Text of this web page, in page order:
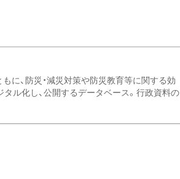
に、防災・減災対策や防災教育等に関する効
ル化し、公開するデータベース。行政資料の